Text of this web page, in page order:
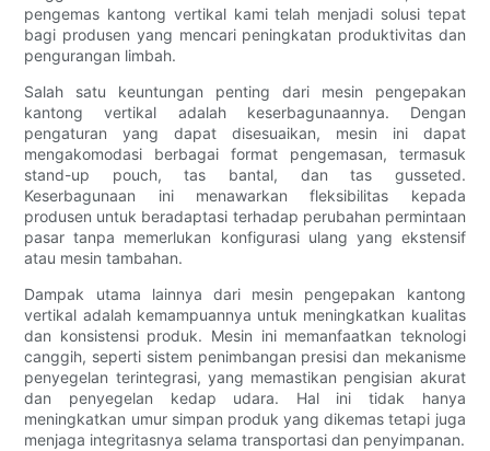
pengemas kantong vertikal kami telah menjadi solusi tepat
bagi produsen yang mencari peningkatan produktivitas dan
pengurangan limbah.
Salah satu keuntungan penting dari mesin pengepakan
kantong vertikal adalah keserbagunaannya. Dengan
pengaturan yang dapat disesuaikan, mesin ini dapat
mengakomodasi berbagai format pengemasan, termasuk
stand-up pouch, tas bantal, dan tas gusseted.
Keserbagunaan ini menawarkan fleksibilitas kepada
produsen untuk beradaptasi terhadap perubahan permintaan
pasar tanpa memerlukan konfigurasi ulang yang ekstensif
atau mesin tambahan.
Dampak utama lainnya dari mesin pengepakan kantong
vertikal adalah kemampuannya untuk meningkatkan kualitas
dan konsistensi produk. Mesin ini memanfaatkan teknologi
canggih, seperti sistem penimbangan presisi dan mekanisme
penyegelan terintegrasi, yang memastikan pengisian akurat
dan penyegelan kedap udara. Hal ini tidak hanya
meningkatkan umur simpan produk yang dikemas tetapi juga
menjaga integritasnya selama transportasi dan penyimpanan.